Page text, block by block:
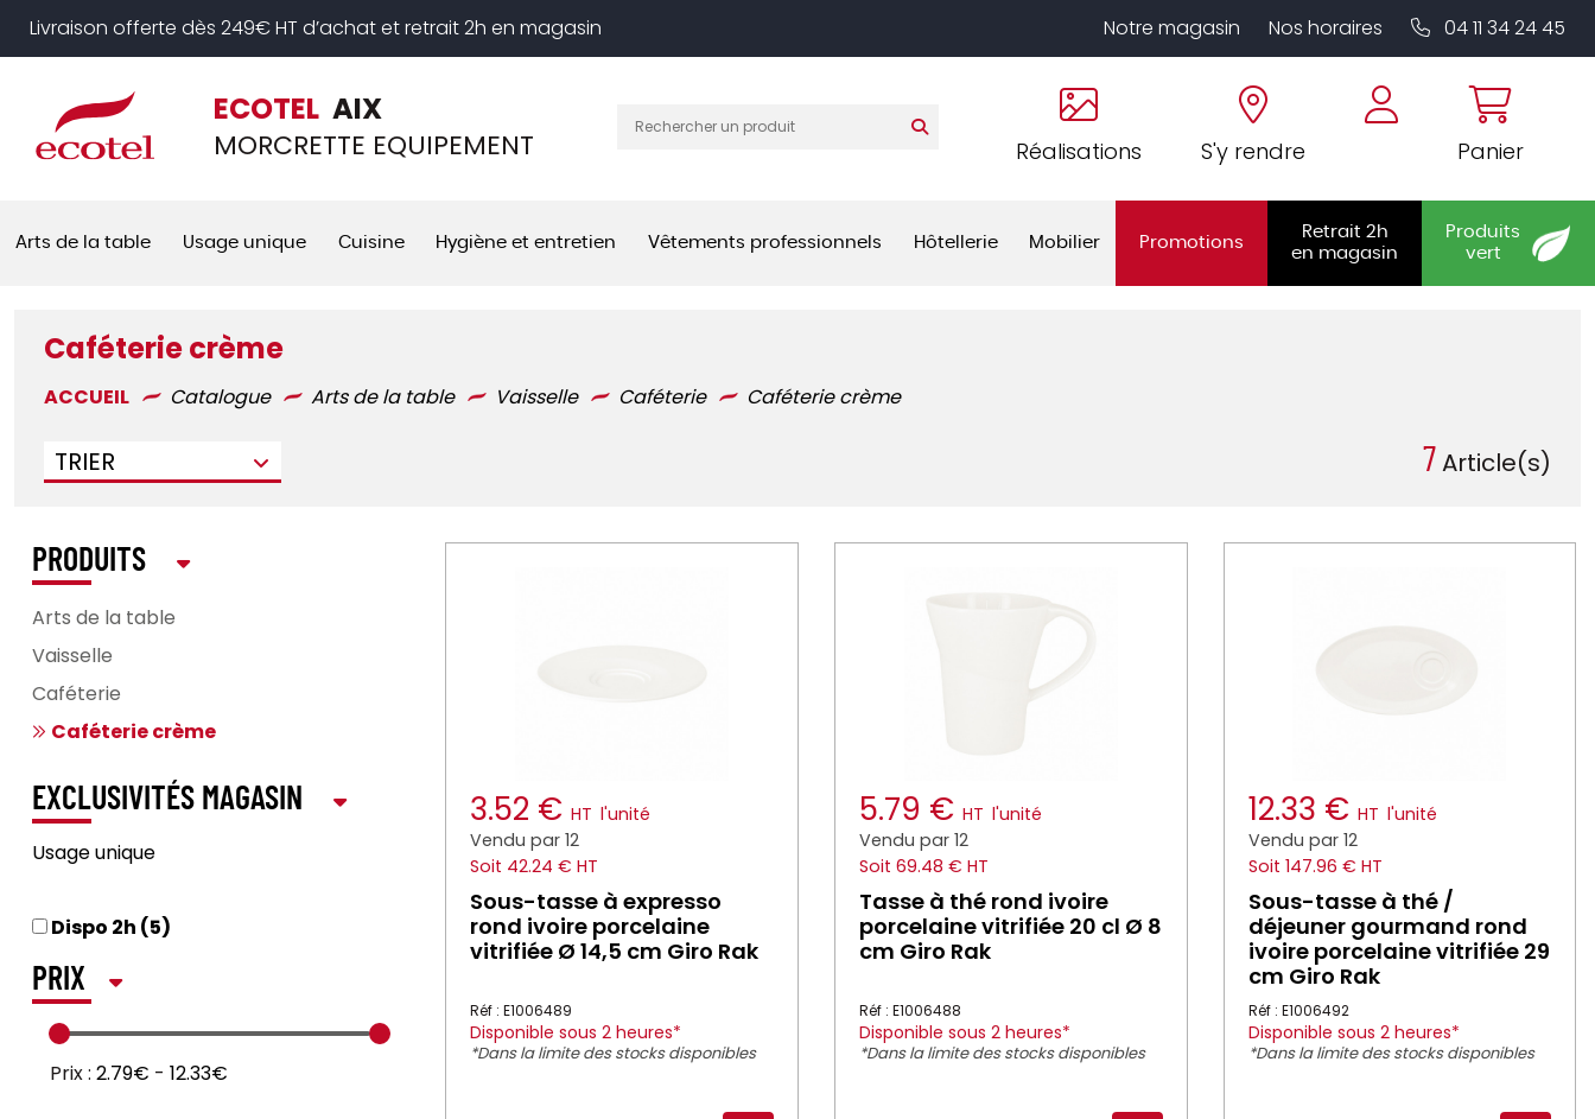
Livraison offerte dès 249€ HT d’achat et retrait 2h en magasin Notre magasin Nos horaires 04 11 34 24 45
ECOTEL AIX
MORCRETTE EQUIPEMENT Réalisations S'y rendre Panier
Arts de la table Usage unique Cuisine Hygiène et entretien Vêtements professionnels Hôtellerie Mobilier Promotions
Retrait 2h
en magasin
Produits
vert
Caféterie crème
ACCUEIL Catalogue Arts de la table Vaisselle Caféterie Caféterie crème
TRIER 7Article(s)
3.52 € HT l'unité
Vendu par 12
Soit 42.24 € HT
Sous-tasse à expresso
rond ivoire porcelaine
vitrifiée Ø 14,5 cm Giro Rak
Réf : E1006489
Disponible sous 2 heures*
*Dans la limite des stocks disponibles
5.79 € HT l'unité
Vendu par 12
Soit 69.48 € HT
Tasse à thé rond ivoire
porcelaine vitrifiée 20 cl Ø 8
cm Giro Rak
Réf : E1006488
Disponible sous 2 heures*
*Dans la limite des stocks disponibles
12.33 € HT l'unité
Vendu par 12
Soit 147.96 € HT
Sous-tasse à thé /
déjeuner gourmand rond
ivoire porcelaine vitrifiée 29
cm Giro Rak
Réf : E1006492
Disponible sous 2 heures*
*Dans la limite des stocks disponibles
PRODUITS
Arts de la table
Vaisselle
Caféterie
Caféterie crème
EXCLUSIVITÉS MAGASIN
Usage unique
Dispo 2h (5)
PRIX
Prix : 2.79€ - 12.33€
Panneau de gestion des cookies